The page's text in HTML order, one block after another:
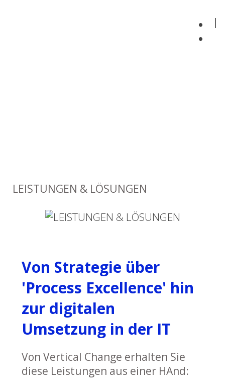
LEISTUNGEN & LÖSUNGEN
Von Strategie über
'Process Excellence' hin
zur digitalen
Umsetzung in der IT
Von Vertical Change erhalten Sie
diese Leistungen aus einer HAnd: